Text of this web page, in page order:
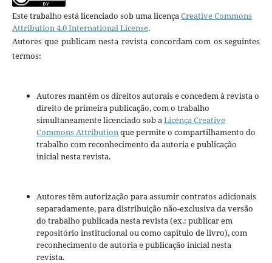
Este trabalho está licenciado sob uma licençaCreative Commons
Attribution 4.0 International License.
Autores que publicam nesta revista concordam com os seguintes
termos:
Autores mantém os direitos autorais e concedem à revista o
direito de primeira publicação, com o trabalho
simultaneamente licenciado sob aLicença Creative
Commons Attributionque permite o compartilhamento do
trabalho com reconhecimento da autoria e publicação
inicial nesta revista.
Autores têm autorização para assumir contratos adicionais
separadamente, para distribuição não-exclusiva da versão
do trabalho publicada nesta revista (ex.: publicar em
repositório institucional ou como capítulo de livro), com
reconhecimento de autoria e publicação inicial nesta
revista.